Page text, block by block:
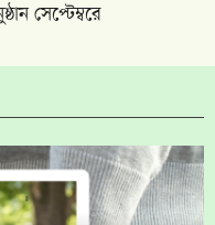
সেপ্টেম্বরে